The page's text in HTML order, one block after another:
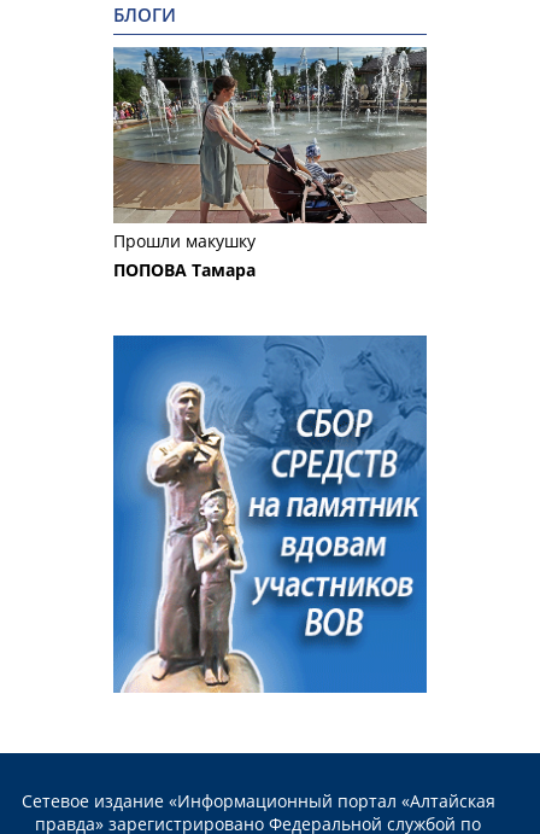
БЛОГИ
Прошли макушку
ПОПОВА Тамара
Сетевое издание «Информационный портал «Алтайская
правда» зарегистрировано Федеральной службой по